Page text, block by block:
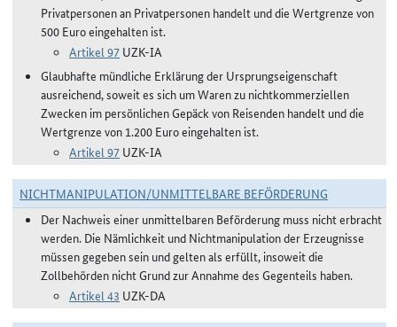
Privatpersonen an Privatpersonen handelt und die Wertgrenze von
500 Euro eingehalten ist.
Artikel 97 UZK-IA
Glaubhafte mündliche Erklärung der Ursprungseigenschaft
ausreichend, soweit es sich um Waren zu nichtkommerziellen
Zwecken im persönlichen Gepäck von Reisenden handelt und die
Wertgrenze von 1.200 Euro eingehalten ist.
Artikel 97 UZK-IA
NICHTMANIPULATION/UNMITTELBARE BEFÖRDERUNG
Der Nachweis einer unmittelbaren Beförderung muss nicht erbracht
werden. Die Nämlichkeit und Nichtmanipulation der Erzeugnisse
müssen gegeben sein und gelten als erfüllt, insoweit die
Zollbehörden nicht Grund zur Annahme des Gegenteils haben.
Artikel 43 UZK-DA